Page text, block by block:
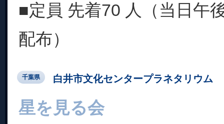
■定員 先着70 人（当日午
配布）
千葉県 白井市文化センタープラネタリウム
星を見る会